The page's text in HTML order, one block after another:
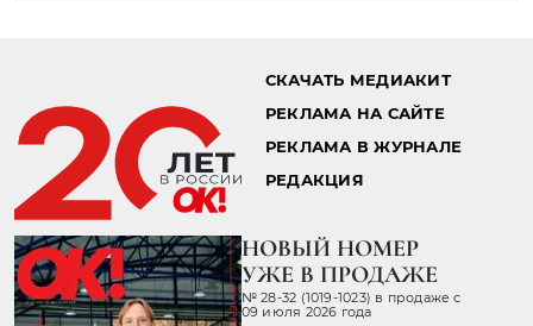
СКАЧАТЬ МЕДИАКИТ
РЕКЛАМА НА САЙТЕ
РЕКЛАМА В ЖУРНАЛЕ
РЕДАКЦИЯ
НОВЫЙ НОМЕР
УЖЕ В ПРОДАЖЕ
№ 28-32 (1019-1023) в продаже с
09 июля 2026 года